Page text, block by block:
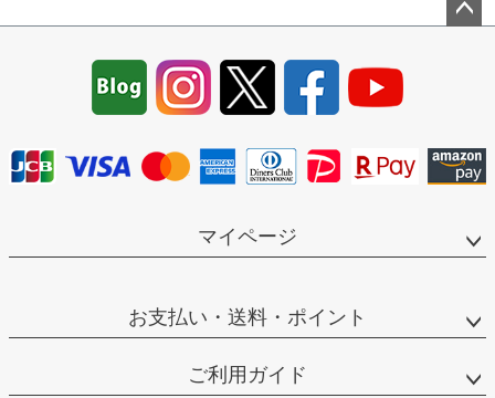
マイページ
お支払い・送料・ポイント
ご利用ガイド